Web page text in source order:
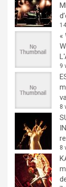
«
9
8
8